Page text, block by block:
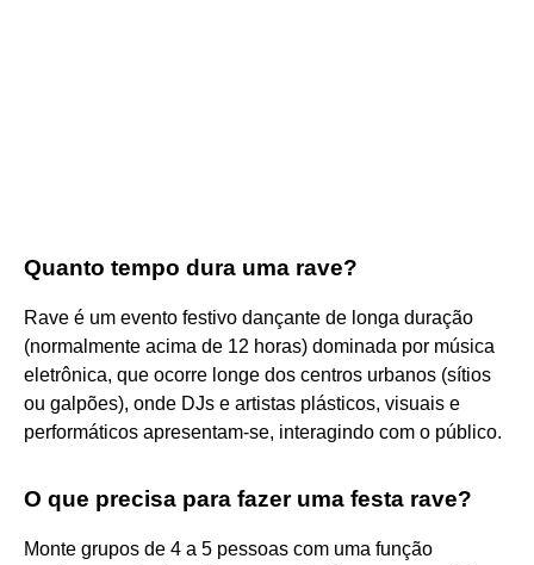
Quanto tempo dura uma rave?
Rave é um evento festivo dançante de longa duração
(normalmente acima de 12 horas) dominada por música
eletrônica, que ocorre longe dos centros urbanos (sítios
ou galpões), onde DJs e artistas plásticos, visuais e
performáticos apresentam-se, interagindo com o público.
O que precisa para fazer uma festa rave?
Monte grupos de 4 a 5 pessoas com uma função